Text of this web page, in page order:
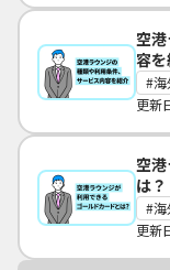
空
容
海
更新
空
は？
海
更新